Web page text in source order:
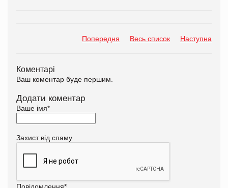
Попередня Весь список Наступна
Коментарі
Ваш коментар буде першим.
Додати коментар
Ваше імя*
Захист від спаму
Повідомлення*